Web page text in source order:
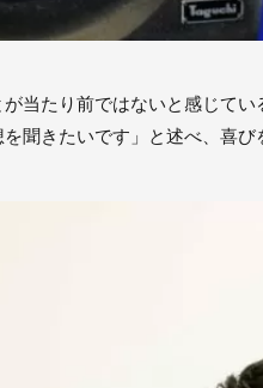
当たり前ではないと感じて
聞きたいです」と述べ、喜び